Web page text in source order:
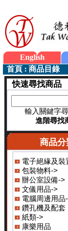
English
首頁 : 商品目錄
快速尋找商品
輸入關鍵字
進階尋找
商品分
電子絕緣及裝
包裝物料->
辦公室設備->
文儀用品->
電腦周邊用品
鑽孔機及配套
紙類->
康樂用品